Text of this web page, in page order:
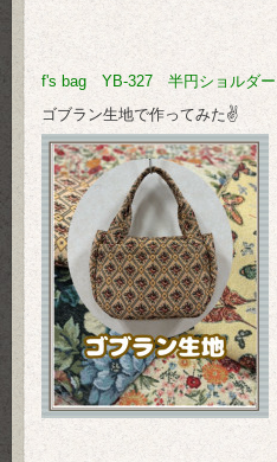
f's bag YB-327 半円ショルダー
ゴブラン生地で作ってみた✌